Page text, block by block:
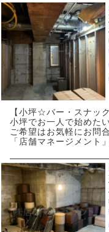
【小坪☆バー・スナッ
小坪でお一人で始めた
ご希望はお気軽にお問
「店舗マネージメント